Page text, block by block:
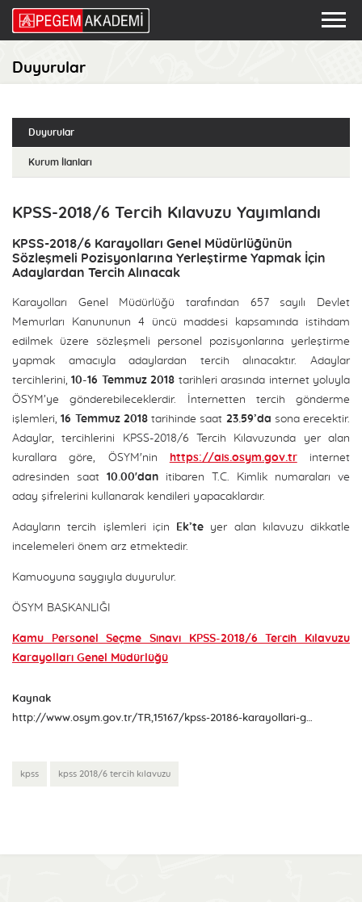
Duyurular
Duyurular
Kurum İlanları
KPSS-2018/6 Tercih Kılavuzu Yayımlandı
KPSS-2018/6 Karayolları Genel Müdürlüğünün
Sözleşmeli Pozisyonlarına Yerleştirme Yapmak İçin
Adaylardan Tercih Alınacak
Karayolları Genel Müdürlüğü tarafından 657 sayılı Devlet
Memurları Kanununun 4 üncü maddesi kapsamında istihdam
edilmek üzere sözleşmeli personel pozisyonlarına yerleştirme
yapmak amacıyla adaylardan tercih alınacaktır. Adaylar
tercihlerini,10-16 Temmuz 2018 tarihleri arasında internet yoluyla
ÖSYM’ye gönderebileceklerdir. İnternetten tercih gönderme
işlemleri,16 Temmuz 2018 tarihinde saat 23.59’da sona erecektir.
Adaylar, tercihlerini KPSS-2018/6 Tercih Kılavuzunda yer alan
kurallara göre, ÖSYM'nin https://ais.osym.gov.trinternet
adresinden saat 10.00'dan itibaren T.C. Kimlik numaraları ve
aday şifrelerini kullanarak kendileri yapacaklardır.
Adayların tercih işlemleri için Ek’te yer alan kılavuzu dikkatle
incelemeleri önem arz etmektedir.
Kamuoyuna saygıyla duyurulur.
ÖSYM BAŞKANLIĞI
Kamu Personel Seçme Sınavı KPSS-2018/6 Tercih Kılavuzu
Karayolları Genel Müdürlüğü
Kaynak
http://www.osym.gov.tr/TR,15167/kpss-20186-karayollari-genel-mudurlugunun-sozlesmeli-pozisyonlarina-yerlestirme-yapmak-icin-adaylardan-tercih-alinacak-10072018.html
kpss kpss 2018/6 tercih kılavuzu